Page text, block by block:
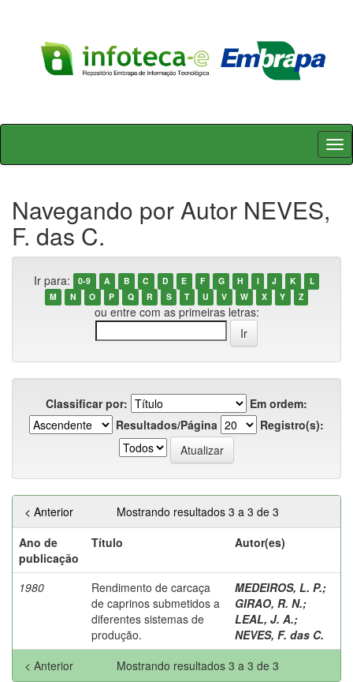
Skip
Navegando por Autor NEVES,
F. das C.
Ir para: 0-9 A B C D E F G H I J K
L
M
N O P Q R S T U V W X Y Z
ou entre com as primeiras letras:
Classificar por:
Em ordem:
Resultados/Página
Registro(s):
Mostrando resultados 3 a 3 de 3
< Anterior
Ano de
publicação
Título Autor(es)
1980
Rendimento de carcaça
de caprinos submetidos a
diferentes sistemas de
produção.
MEDEIROS, L. P.;
GIRAO, R. N.;
LEAL, J. A.;
NEVES, F. das C.
Mostrando resultados 3 a 3 de 3
< Anterior